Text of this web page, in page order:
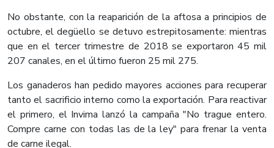
No obstante, con la reaparición de la aftosa a principios de
octubre, el degüello se detuvo estrepitosamente: mientras
que en el tercer trimestre de 2018 se exportaron 45 mil
207 canales, en el último fueron 25 mil 275.
Los ganaderos han pedido mayores acciones para recuperar
tanto el sacrificio interno como la exportación. Para reactivar
el primero, el Invima lanzó la campaña "No trague entero.
Compre carne con todas las de la ley" para frenar la venta
de carne ilegal.